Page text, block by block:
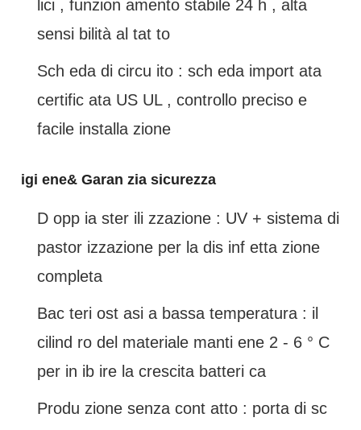
lici , funzion amento stabile 24 h , alta
sensi bilità al tat to
Sch eda di circu ito : sch eda import ata
certific ata US UL , controllo preciso e
facile installa zione
igi ene& Garan zia sicurezza
D opp ia ster ili zzazione : UV + sistema di
pastor izzazione per la dis inf etta zione
completa
Bac teri ost asi a bassa temperatura : il
cilind ro del materiale manti ene 2 - 6 ° C
per in ib ire la crescita batteri ca
Produ zione senza cont atto : porta di sc